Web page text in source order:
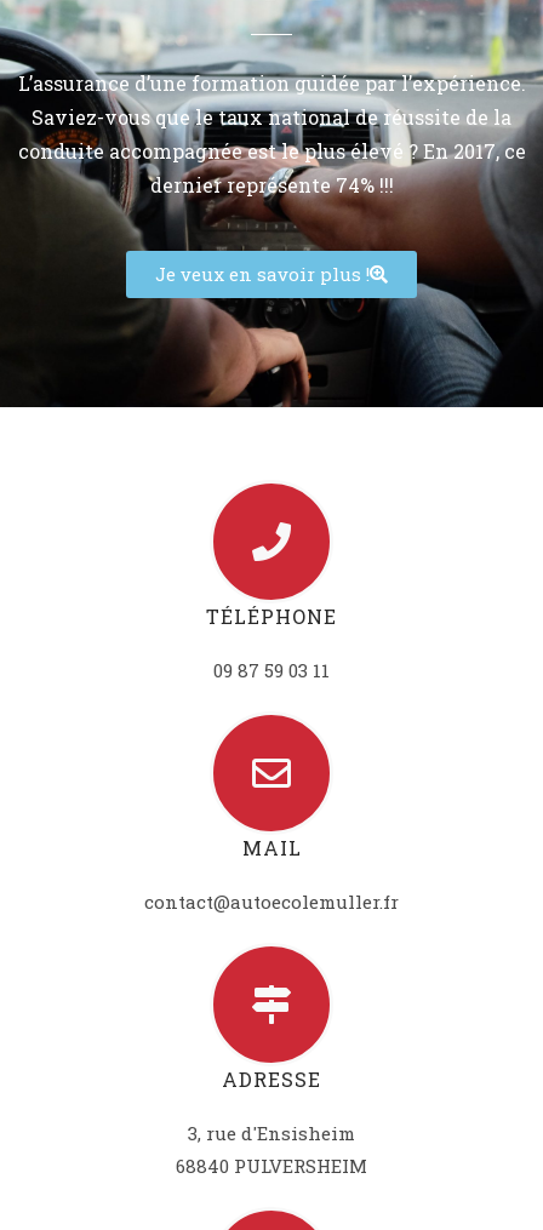
L’assurance d’une formation guidée par l’expérience.
Saviez-vous que le taux national de réussite de la
conduite accompagnée est le plus élevé ?En 2017, ce
dernier représente 74% !!!
Je veux en savoir plus !
TÉLÉPHONE
09 87 59 03 11
MAIL
contact@autoecolemuller.fr
ADRESSE
3, rue d'Ensisheim
68840 PULVERSHEIM